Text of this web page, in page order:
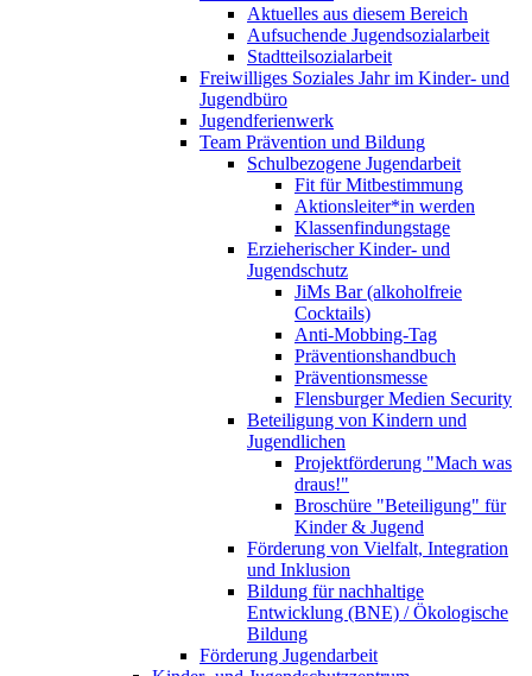
Aktuelles aus diesem Bereich
Aufsuchende Jugendsozialarbeit
Stadtteilsozialarbeit
Freiwilliges Soziales Jahr im Kinder- und
Jugendbüro
Jugendferienwerk
Team Prävention und Bildung
Schulbezogene Jugendarbeit
Fit für Mitbestimmung
Aktionsleiter*in werden
Klassenfindungstage
Erzieherischer Kinder- und
Jugendschutz
JiMs Bar (alkoholfreie
Cocktails)
Anti-Mobbing-Tag
Präventionshandbuch
Präventionsmesse
Flensburger Medien Security
Beteiligung von Kindern und
Jugendlichen
Projektförderung "Mach was
draus!"
Broschüre "Beteiligung" für
Kinder & Jugend
Förderung von Vielfalt, Integration
und Inklusion
Bildung für nachhaltige
Entwicklung (BNE) / Ökologische
Bildung
Förderung Jugendarbeit